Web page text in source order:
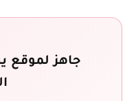
جاهز